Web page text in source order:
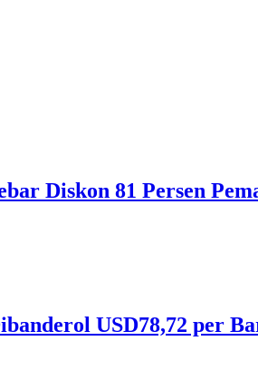
Diskon 81 Persen
USD78,72 per